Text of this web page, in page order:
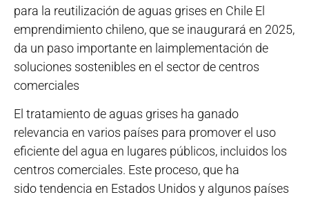
para la reutilización de aguas grises en Chile El
emprendimiento chileno, que se inaugurará en 2025,
da un paso importante en laimplementación de
soluciones sostenibles en el sector de centros
comerciales
El tratamiento de aguas grises ha ganado
relevancia en varios países para promover el uso
eficiente del agua en lugares públicos, incluidos los
centros comerciales. Este proceso, que ha
sido tendencia en Estados Unidos y algunos países